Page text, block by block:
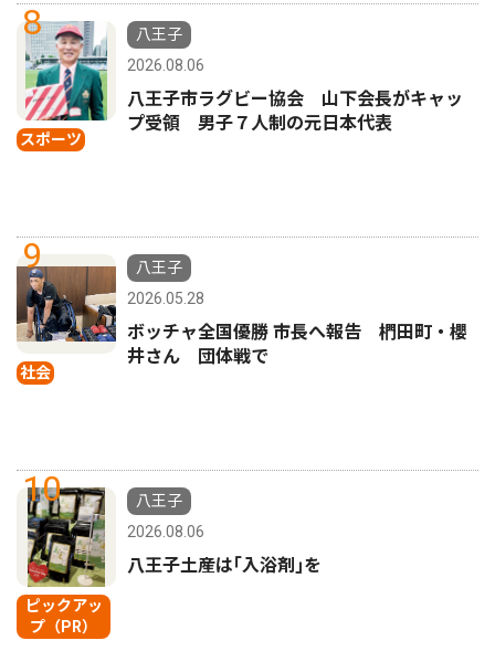
8
スポーツ
八王子
2026.08.06
八王子市ラグビー協会 山下会長がキャッ
プ受領 男子７人制の元日本代表
9
社会
八王子
2026.05.28
ボッチャ全国優勝 市長へ報告 椚田町・櫻
井さん 団体戦で
10
ピックアッ
プ（PR）
八王子
2026.08.06
八王子土産は｢入浴剤｣を